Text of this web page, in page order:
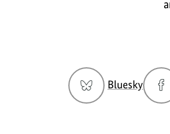
Bluesky
zur
Seite